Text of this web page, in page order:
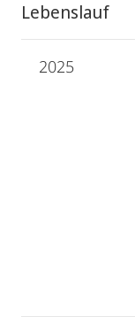
Lebenslauf
2025